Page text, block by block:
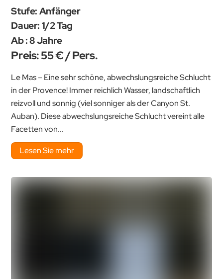
Stufe: Anfänger
Dauer: 1/2 Tag
Ab : 8 Jahre
Preis: 55 € / Pers.
Le Mas – Eine sehr schöne, abwechslungsreiche Schlucht
in der Provence! Immer reichlich Wasser, landschaftlich
reizvoll und sonnig (viel sonniger als der Canyon St.
Auban). Diese abwechslungsreiche Schlucht vereint alle
Facetten von...
Lesen Sie mehr